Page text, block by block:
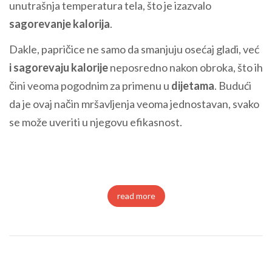
unutrašnja temperatura tela, što je izazvalo
sagorevanje kalorija.
Dakle, papričice ne samo da smanjuju osećaj gladi, već
i sagorevaju kalorijeneposredno nakon obroka, što ih
čini veoma pogodnim za primenu u dijetama. Budući
da je ovaj način mršavljenja veoma jednostavan, svako
se može uveriti u njegovu efikasnost.
read more